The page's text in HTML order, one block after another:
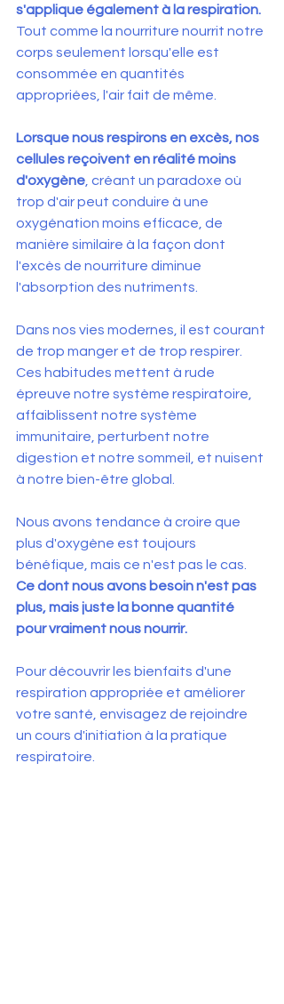
s'applique également à la respiration.
Tout comme la nourriture nourrit notre
corps seulement lorsqu'elle est
consommée en quantités
appropriées, l'air fait de même.
Lorsque nous respirons en excès, nos
cellules reçoivent en réalité moins
d'oxygène , créant un paradoxe où
trop d'air peut conduire à une
oxygénation moins efficace, de
manière similaire à la façon dont
l'excès de nourriture diminue
l'absorption des nutriments.
Dans nos vies modernes, il est courant
de trop manger et de trop respirer.
Ces habitudes mettent à rude
épreuve notre système respiratoire,
affaiblissent notre système
immunitaire, perturbent notre
digestion et notre sommeil, et nuisent
à notre bien-être global.
Nous avons tendance à croire que
plus d'oxygène est toujours
bénéfique, mais ce n'est pas le cas.
Ce dont nous avons besoin n'est pas
plus, mais juste la bonne quantité
pour vraiment nous nourrir.
Pour découvrir les bienfaits d'une
respiration appropriée et améliorer
votre santé, envisagez de rejoindre
un cours d'initiation à la pratique
respiratoire.